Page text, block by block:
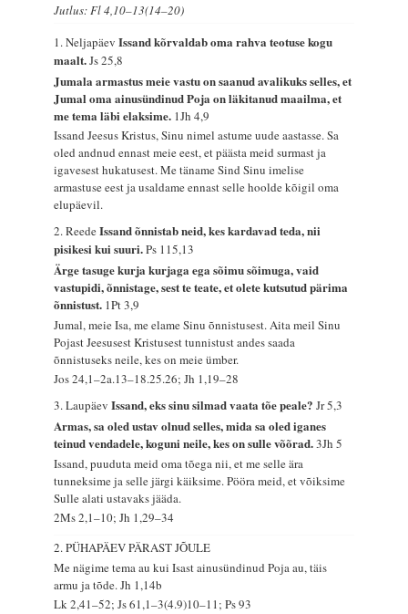
Jutlus: Fl 4,10–13(14–20)
1. NeljapäevIssand kõrvaldab oma rahva teotuse kogu
maalt.Js 25,8
Jumala armastus meie vastu on saanud avalikuks selles, et
Jumal oma ainusündinud Poja on läkitanud maailma, et
me tema läbi elaksime. 1Jh 4,9
Issand Jeesus Kristus, Sinu nimel astume uude aastasse. Sa
oled andnud ennast meie eest, et päästa meid surmast ja
igavesest hukatusest. Me täname Sind Sinu imelise
armastuse eest ja usaldame ennast selle hoolde kõigil oma
elupäevil.
2. ReedeIssand õnnistab neid, kes kardavad teda, nii
pisikesi kui suuri.Ps 115,13
Ärge tasuge kurja kurjaga ega sõimu sõimuga, vaid
vastupidi, õnnistage, sest te teate, et olete kutsutud pärima
õnnistust. 1Pt 3,9
Jumal, meie Isa, me elame Sinu õnnistusest. Aita meil Sinu
Pojast Jeesusest Kristusest tunnistust andes saada
õnnistuseks neile, kes on meie ümber.
Jos 24,1–2a.13–18.25.26; Jh 1,19–28
3. LaupäevIssand, eks sinu silmad vaata tõe peale?Jr 5,3
Armas, sa oled ustav olnud selles, mida sa oled iganes
teinud vendadele, koguni neile, kes on sulle võõrad.3Jh 5
Issand, puuduta meid oma tõega nii, et me selle ära
tunneksime ja selle järgi käiksime. Pööra meid, et võiksime
Sulle alati ustavaks jääda.
2Ms 2,1–10; Jh 1,29–34
2. PÜHAPÄEV PÄRAST JÕULE
Me nägime tema au kui Isast ainusündinud Poja au, täis
armu ja tõde.Jh 1,14b
Lk 2,41–52; Js 61,1–3(4.9)10–11; Ps 93